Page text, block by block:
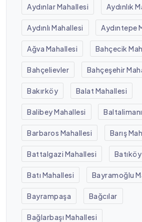
Aydınlar Mahallesi Aydınlık
Aydınlı Mahallesi Aydıntepe
Ağva Mahallesi Bahçecik
Bahçelievler Bahçeşehir
Bakırköy Balat Mahallesi
Balibey Mahallesi
Barbaros Mahallesi Barış
Battalgazi Mahallesi
Batı Mahallesi Bayramoğlu
Bayrampaşa Bağcılar
Bağlarbaşı Mahallesi